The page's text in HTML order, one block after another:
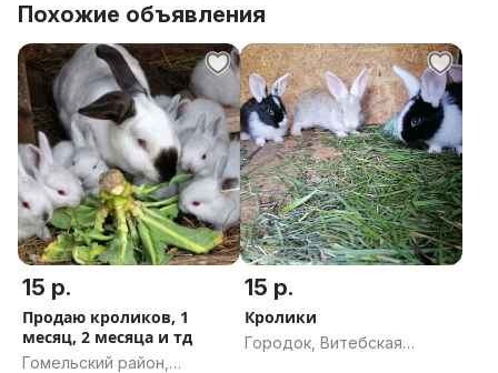
Похожие объявления
15 р.
Продаю кроликов, 1
месяц, 2 месяца и тд
Гомельский район,
15 р.
Кролики
Городок, Витебская